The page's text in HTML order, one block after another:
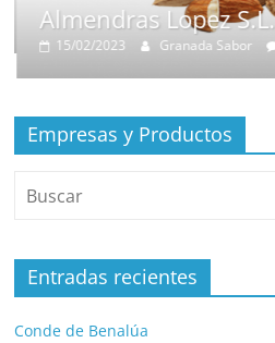
Almendras Lopez S.L.
15/02/2023 Granada Sabor
Empresas y Productos
Entradas recientes
Conde de Benalúa